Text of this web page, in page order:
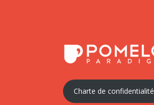
Charte de confidentialité